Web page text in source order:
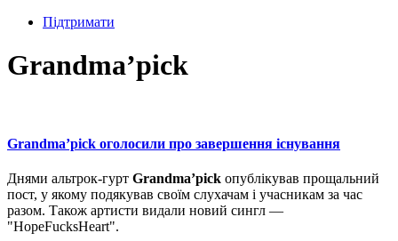
Підтримати
Grandma’pick
Grandma’pick оголосили про завершення існування
Днями альтрок-гурт Grandma’pick опублікував прощальний
пост, у якому подякував своїм слухачам і учасникам за час
разом. Також артисти видали новий сингл —
"HopeFucksHeart".